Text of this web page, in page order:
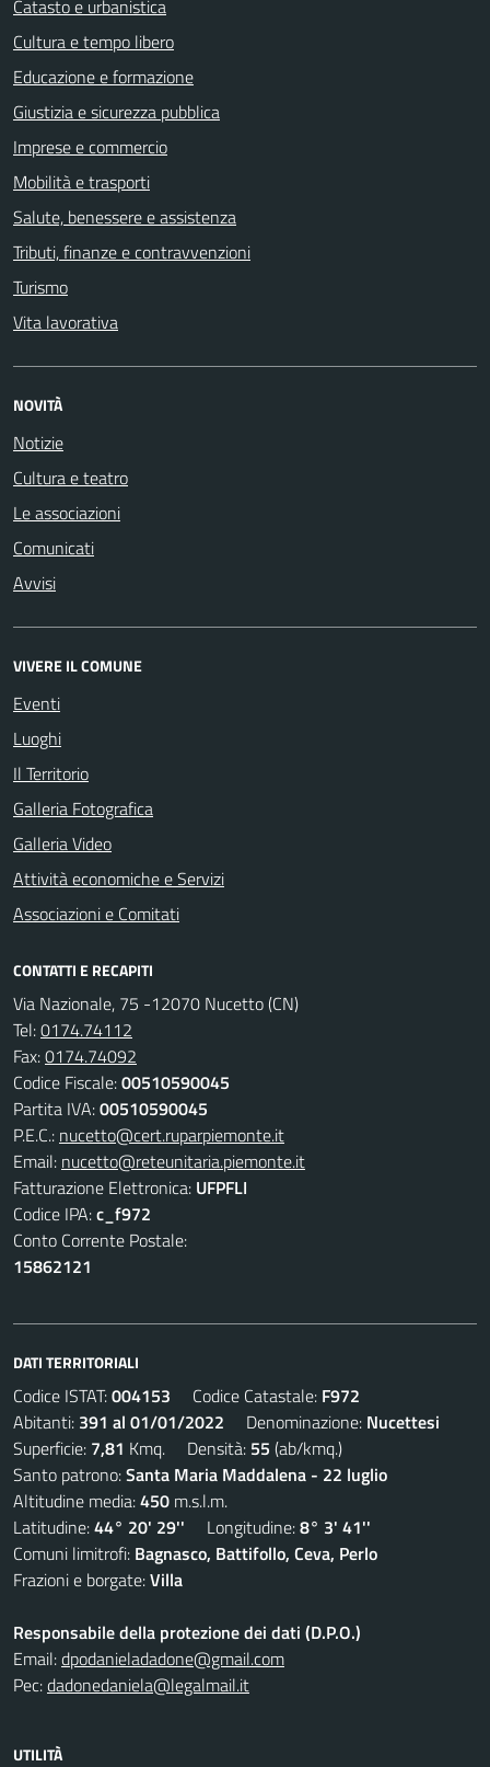
Catasto e urbanistica
Cultura e tempo libero
Educazione e formazione
Giustizia e sicurezza pubblica
Imprese e commercio
Mobilità e trasporti
Salute, benessere e assistenza
Tributi, finanze e contravvenzioni
Turismo
Vita lavorativa
NOVITÀ
Notizie
Cultura e teatro
Le associazioni
Comunicati
Avvisi
VIVERE IL COMUNE
Eventi
Luoghi
Il Territorio
Galleria Fotografica
Galleria Video
Attività economiche e Servizi
Associazioni e Comitati
CONTATTI E RECAPITI
Via Nazionale, 75 -12070 Nucetto (CN)
Tel:0174.74112
Fax:0174.74092
Codice Fiscale:00510590045
Partita IVA:00510590045
P.E.C.: nucetto@cert.ruparpiemonte.it
Email: nucetto@reteunitaria.piemonte.it
Fatturazione Elettronica: UFPFLI
Codice IPA:c_f972
Conto Corrente Postale:
15862121
DATI TERRITORIALI
Codice ISTAT:004153 Codice Catastale: F972
Abitanti: 391 al 01/01/2022 Denominazione: Nucettesi
Superficie: 7,81 Kmq. Densità: 55 (ab/kmq.)
Santo patrono:Santa Maria Maddalena - 22 luglio
Altitudine media:450 m.s.l.m.
Latitudine:44° 20' 29'' Longitudine:8° 3' 41''
Comuni limitrofi: Bagnasco, Battifollo, Ceva, Perlo
Frazioni e borgate:Villa
Responsabile della protezione dei dati (D.P.O.)
Email:dpodanieladadone@gmail.com
Pec:dadonedaniela@legalmail.it
UTILITÀ